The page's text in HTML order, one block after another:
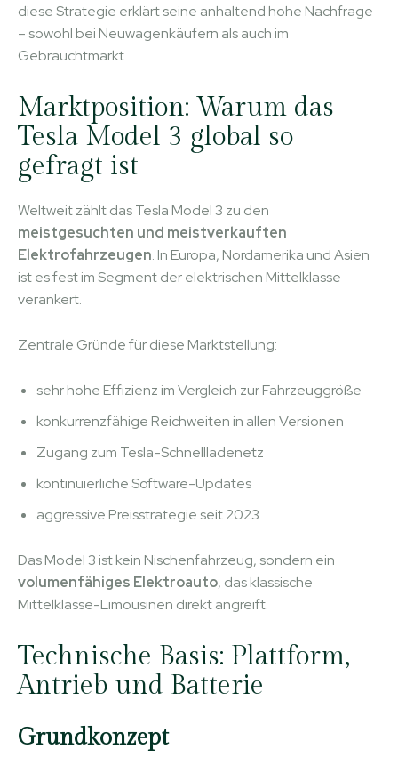
diese Strategie erklärt seine anhaltend hohe Nachfrage
– sowohl bei Neuwagenkäufern als auch im
Gebrauchtmarkt.
Marktposition: Warum das
Tesla Model 3 global so
gefragt ist
Weltweit zählt das Tesla Model 3 zu den
meistgesuchten und meistverkauften
Elektrofahrzeugen. In Europa, Nordamerika und Asien
ist es fest im Segment der elektrischen Mittelklasse
verankert.
Zentrale Gründe für diese Marktstellung:
sehr hohe Effizienz im Vergleich zur Fahrzeuggröße
konkurrenzfähige Reichweiten in allen Versionen
Zugang zum Tesla-Schnellladenetz
kontinuierliche Software-Updates
aggressive Preisstrategie seit 2023
Das Model 3 ist kein Nischenfahrzeug, sondern ein
volumenfähiges Elektroauto, das klassische
Mittelklasse-Limousinen direkt angreift.
Technische Basis: Plattform,
Antrieb und Batterie
Grundkonzept